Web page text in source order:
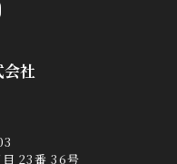
社
23番 36号